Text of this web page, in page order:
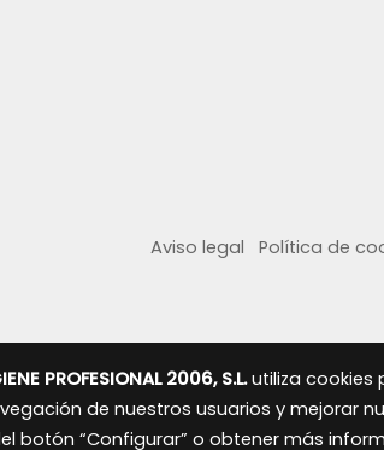
Aviso legal Política de
PROFESIONAL 2006, S.L.utiliza cookies
de nuestros usuarios y mejorar
botón “Configurar” o obtener más